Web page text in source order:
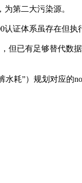
第二大污染源。
证体系虽存在但执
但已有足够替代数
耗”）规划对应的